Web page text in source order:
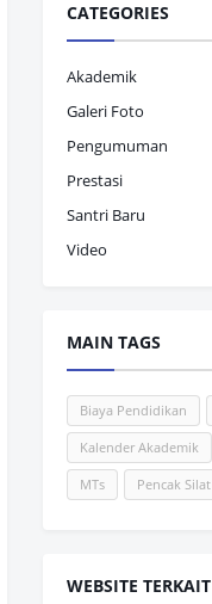
CATEGORIES
Akademik
Galeri Foto
Pengumuman
Prestasi
Santri Baru
Video
MAIN TAGS
Biaya Pendidikan
Kalender Akademik
MTs Pencak Silat
WEBSITE TERKAIT